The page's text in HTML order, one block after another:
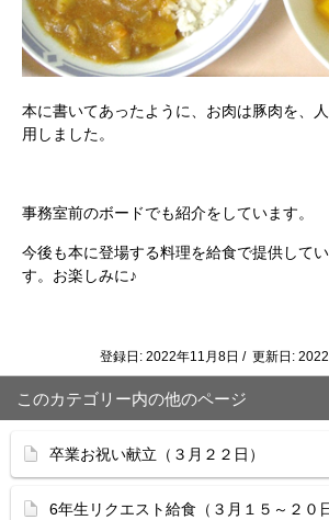
本に書いてあったように、お肉は豚肉を、
用しました。
事務室前のボードでも紹介をしています。
今後も本に登場する料理を給食で提供して
す。お楽しみに♪
登録日: 2022年11月8日 / 更新日:
このカテゴリー内の他のページ
卒業お祝い献立（３月２２日）
6年生リクエスト給食（３月１５～２０日